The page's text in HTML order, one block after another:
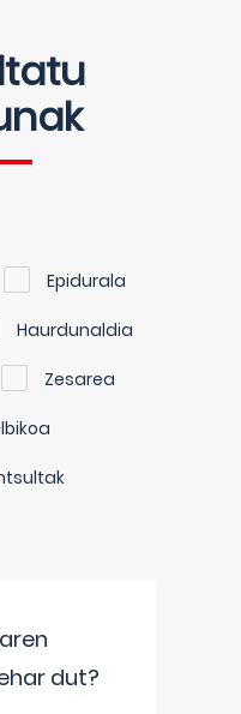
Epidurala
Haurdunaldia
Zesarea
dut?